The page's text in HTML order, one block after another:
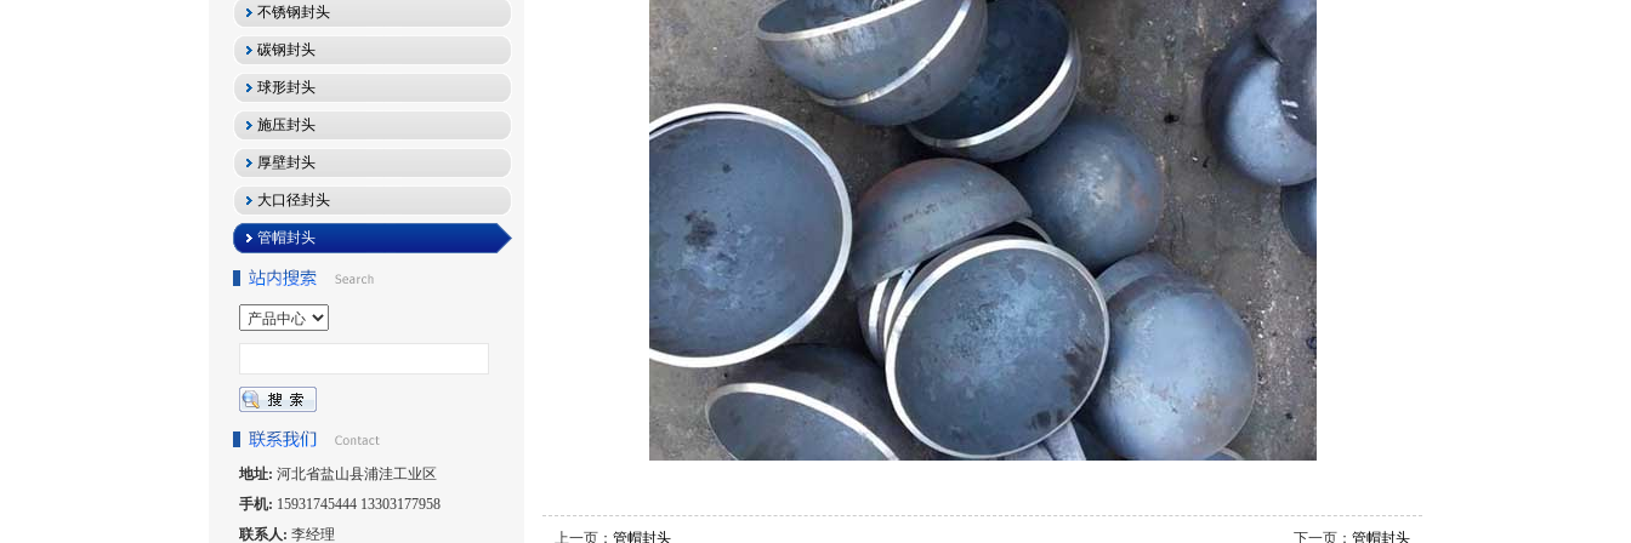
不锈钢封头
碳钢封头
球形封头
施压封头
厚壁封头
大口径封头
管帽封头
地址: 河北省盐山县浦洼工业区
手机: 15931745444 13303177958
联系人: 李经理 上一页： 管帽封头 下一页： 管帽封头